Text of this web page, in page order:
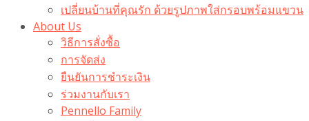
เปลี่ยนบ้านที่คุณรัก ด้วยรูปภาพใส่กรอบพร้อมแขวน​
About Us
วิธีการสั่งซื้อ
การจัดส่ง
ยืนยันการชำระเงิน
ร่วมงานกับเรา
Pennello Family